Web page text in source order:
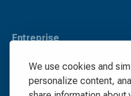
We use cookies and
personalize content,
Entreprise